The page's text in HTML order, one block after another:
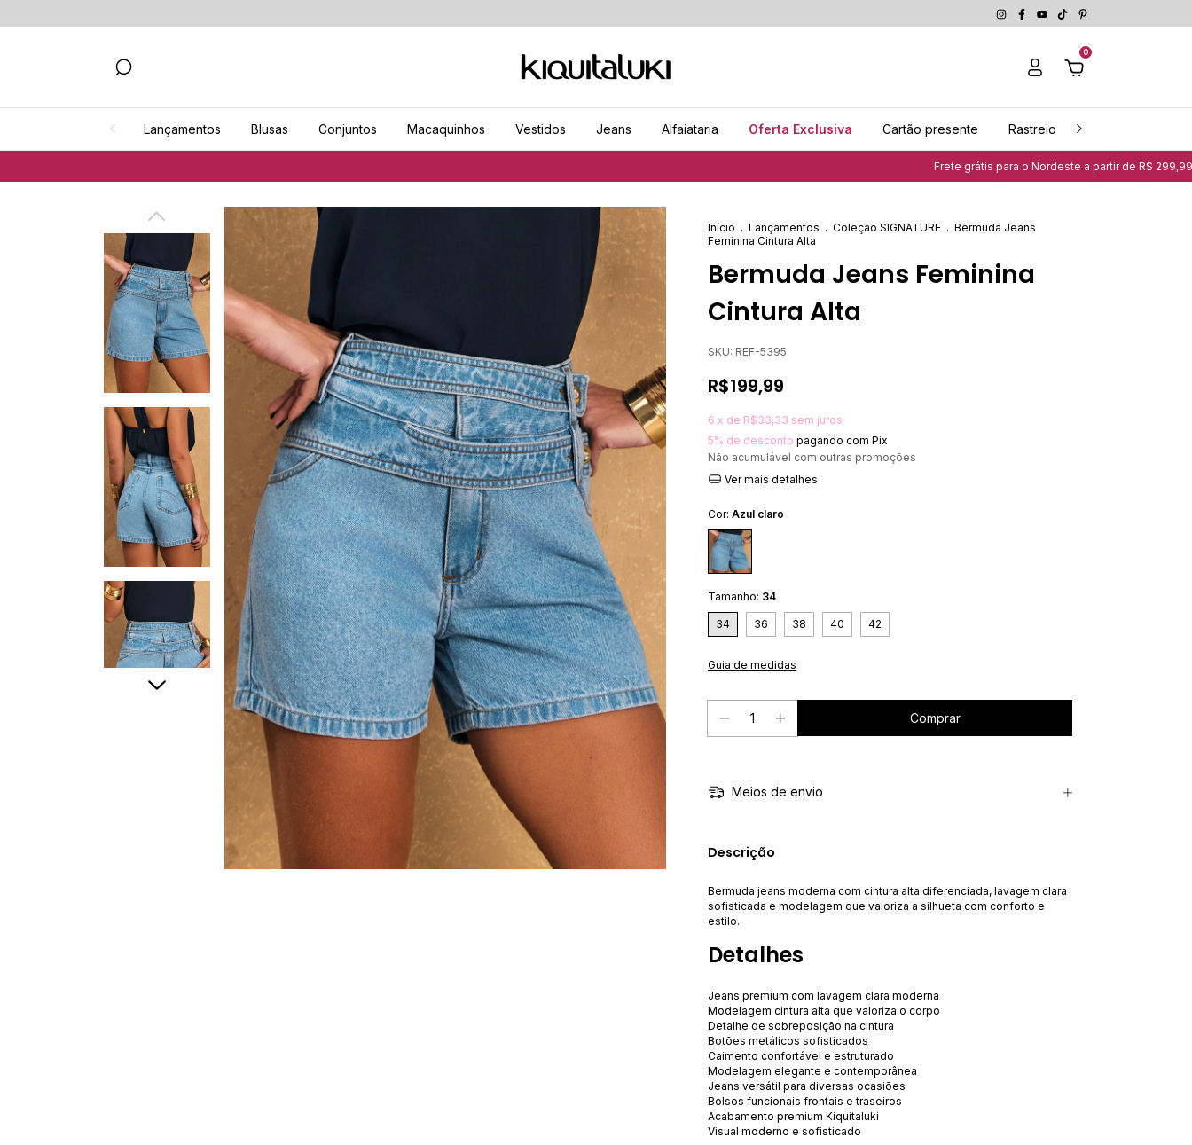
0
Lançamentos Blusas Conjuntos Macaquinhos Vestidos Jeans Alfaiataria Oferta Exclusiva Cartão presente Rastreio
Frete grátis para o Nordeste a partir de R$ 299,99 | Clique aqui e saiba
Início . Lançamentos . Coleção SIGNATURE . Bermuda Jeans
Feminina Cintura Alta
Bermuda Jeans Feminina
Cintura Alta
SKU: REF-5395
R$199,99
6 x de R$33,33 sem juros
5% de desconto pagando com Pix
Não acumulável com outras promoções
Ver mais detalhes
Cor: Azul claro
Tamanho: 34
34 36 38 40 42
Guia de medidas
Meios de envio
Descrição
Bermuda jeans moderna com cintura alta diferenciada, lavagem clara
sofisticada e modelagem que valoriza a silhueta com conforto e
estilo.
Detalhes
Jeans premium com lavagem clara moderna
Modelagem cintura alta que valoriza o corpo
Detalhe de sobreposição na cintura
Botões metálicos sofisticados
Caimento confortável e estruturado
Modelagem elegante e contemporânea
Jeans versátil para diversas ocasiões
Bolsos funcionais frontais e traseiros
Acabamento premium Kiquitaluki
Visual moderno e sofisticado